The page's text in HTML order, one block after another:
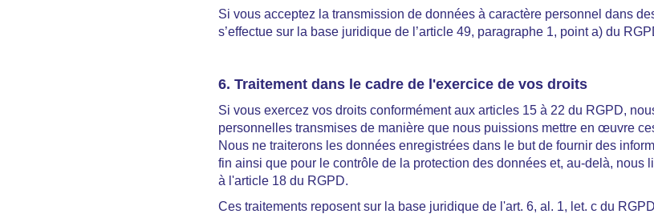
Si vous acceptez la transmission de données à caractère personnel dans
s’effectue sur la base juridique de l’article 49, paragraphe 1, point a) du
6. Traitement dans le cadre de l'exercice de vos droits
Si vous exercez vos droits conformément aux articles 15 à 22 du RGPD,
personnelles transmises de manière que nous puissions mettre en œuvre
Nous ne traiterons les données enregistrées dans le but de fournir des
fin ainsi que pour le contrôle de la protection des données et, au-delà, nous
à l'article 18 du RGPD.
Ces traitements reposent sur la base juridique de l'art. 6, al. 1, let. c du